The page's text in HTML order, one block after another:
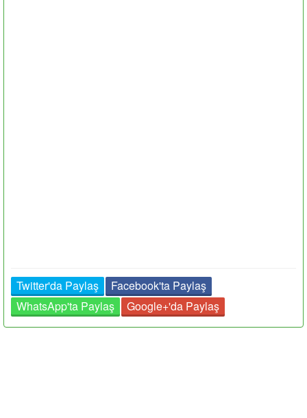
Twitter'da Paylaş
Facebook'ta Paylaş
WhatsApp'ta Paylaş
Google+'da Paylaş